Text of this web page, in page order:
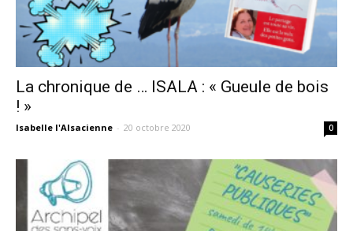
La chronique de … ISALA : « Gueule de bois
! »
Isabelle l'Alsacienne - 20 octobre 2020 0